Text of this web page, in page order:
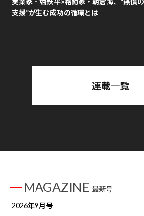
支援”が生む成功の循環とは
連載一覧
MAGAZINE 最新号
2026年9月号